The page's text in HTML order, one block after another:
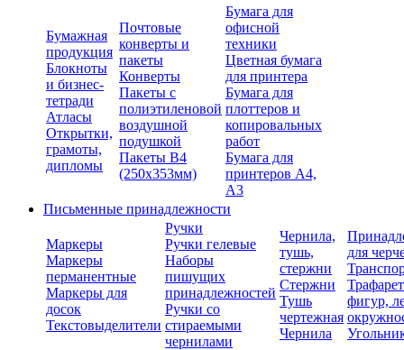
Бумажная
продукция
Блокноты
и бизнес-
тетради
Атласы
Открытки,
грамоты,
дипломы
Почтовые
конверты и
пакеты
Конверты
Пакеты с
полиэтиленовой
воздушной
подушкой
Пакеты В4
(250х353мм)
Бумага для
офисной
техники
Цветная бумага
для принтера
Бумага для
плоттеров и
копировальных
работ
Бумага для
принтеров А4,
А3
Письменные принадлежности
Маркеры
Маркеры
перманентные
Маркеры для
досок
Текстовыделители
Ручки
Ручки гелевые
Наборы
пишущих
принадлежностей
Ручки со
стираемыми
чернилами
Чернила,
тушь,
стержни
Стержни
Тушь
чертежная
Чернила
для
фигур,